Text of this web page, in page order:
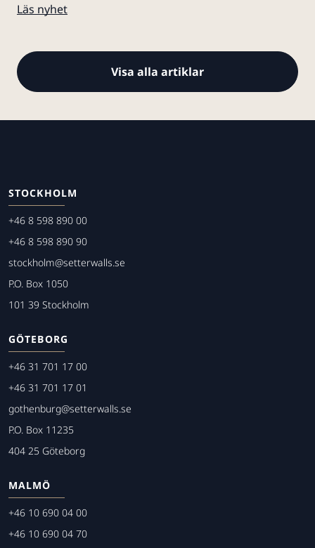
Läs nyhet
Visa alla artiklar
STOCKHOLM
+46 8 598 890 00
+46 8 598 890 90
stockholm@setterwalls.se
P.O. Box 1050
101 39 Stockholm
GÖTEBORG
+46 31 701 17 00
+46 31 701 17 01
gothenburg@setterwalls.se
P.O. Box 11235
404 25 Göteborg
MALMÖ
+46 10 690 04 00
+46 10 690 04 70